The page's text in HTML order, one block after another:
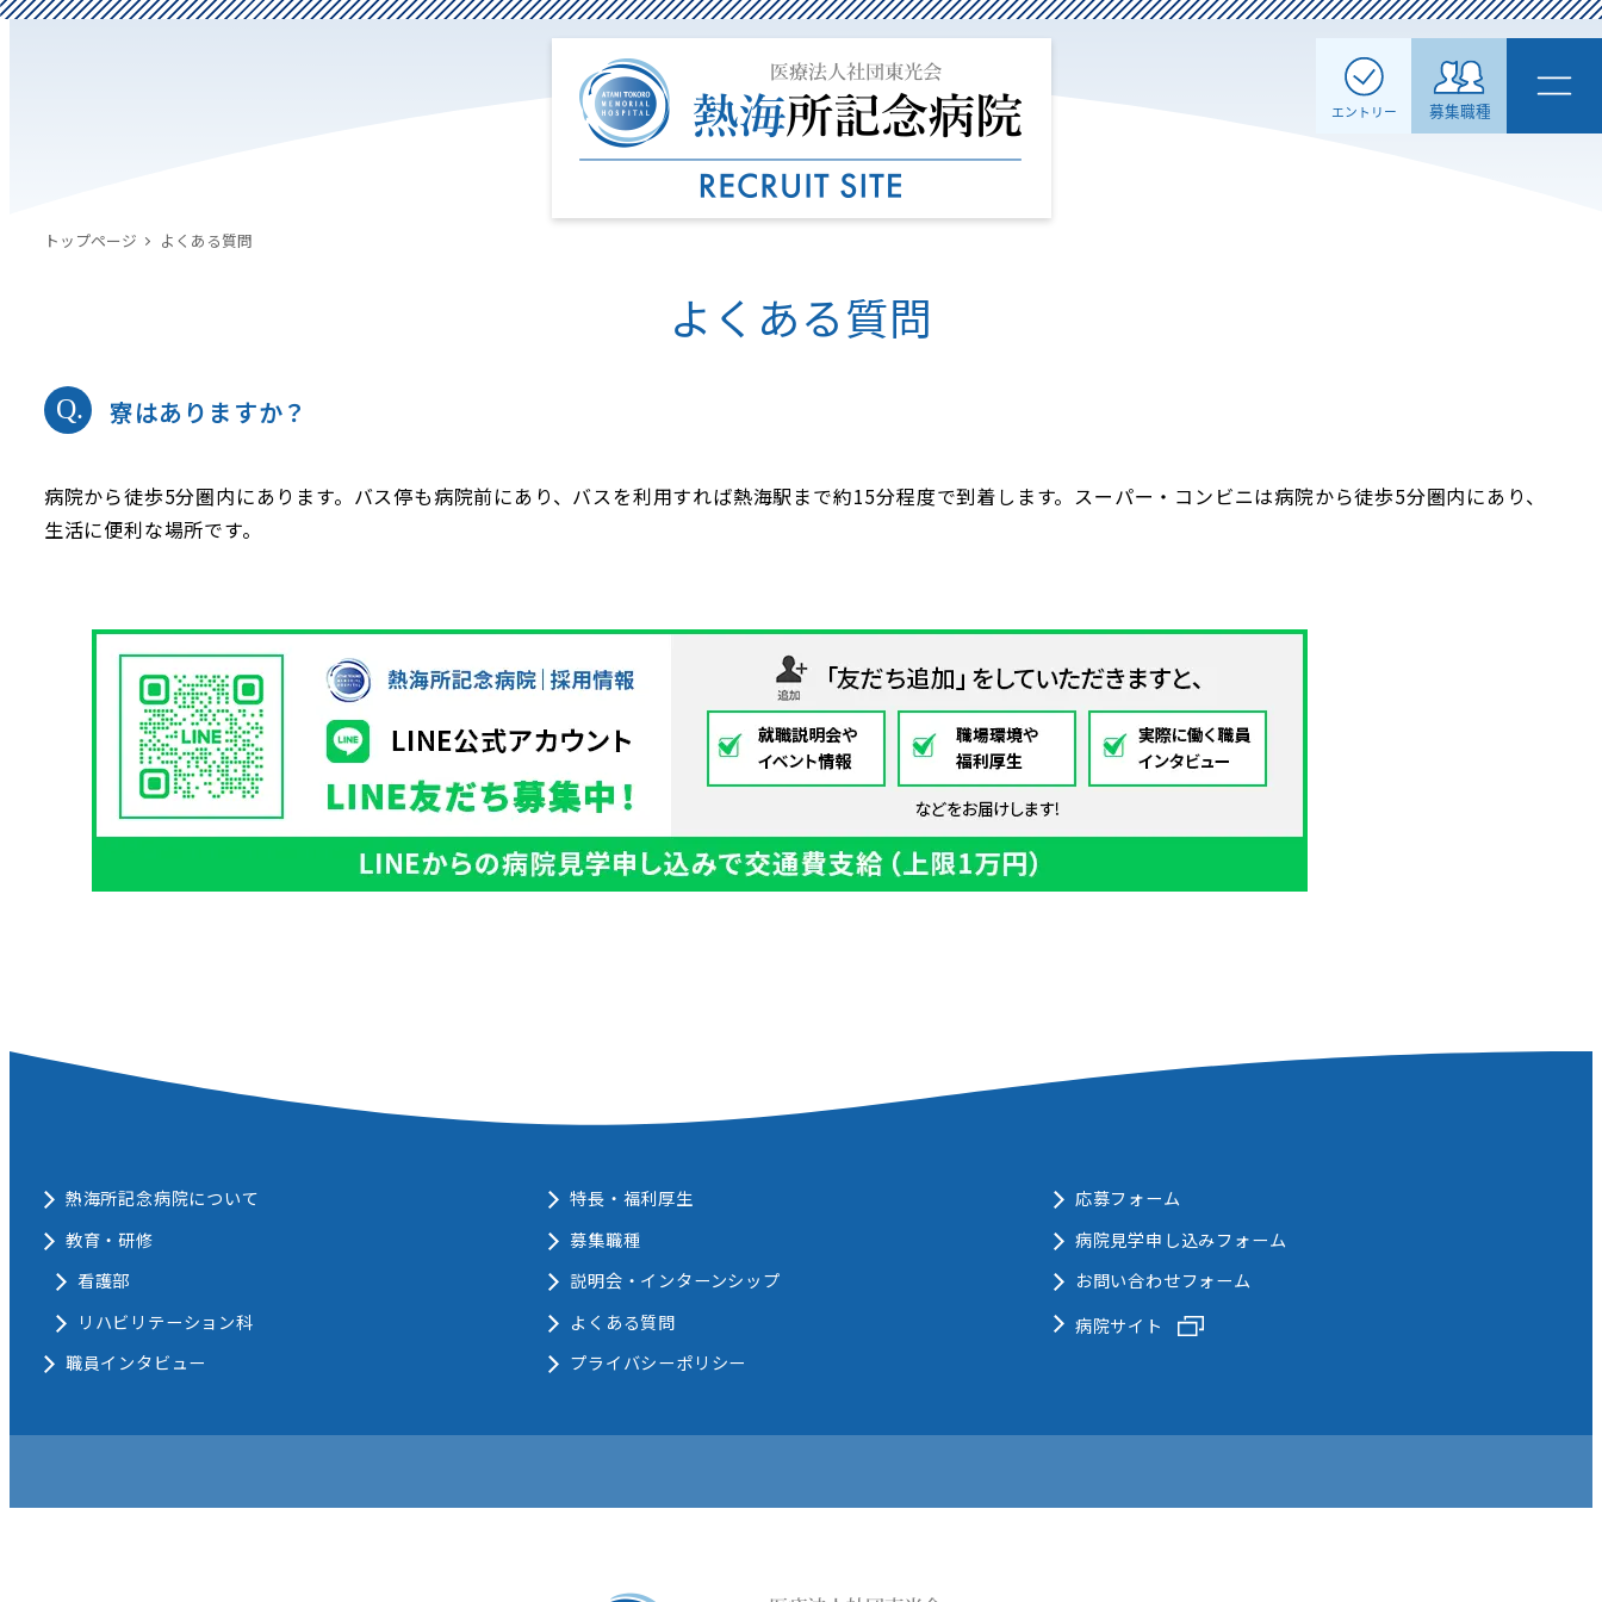
トップページ よくある質問
よくある質問
寮はありますか？
病院から徒歩5分圏内にあります。バス停も病院前にあり、バスを利用すれば熱海駅まで約15分程度で到着します。スーパー・コンビニは病院から徒歩5分圏内にあり、
生活に便利な場所です。
熱海所記念病院について
教育・研修
看護部
リハビリテーション科
職員インタビュー
特長・福利厚生
募集職種
説明会・インターンシップ
よくある質問
プライバシーポリシー
応募フォーム
病院見学申し込みフォーム
お問い合わせフォーム
病院サイト